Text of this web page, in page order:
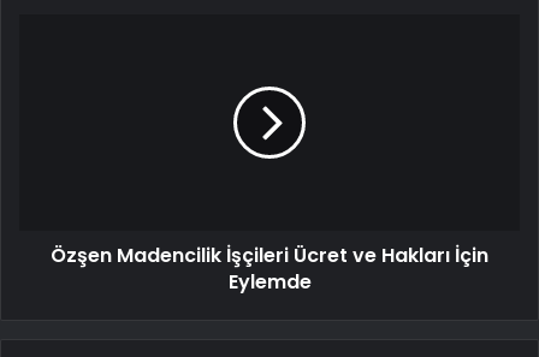
Özşen Madencilik İşçileri Ücret ve Hakları İçin
Eylemde